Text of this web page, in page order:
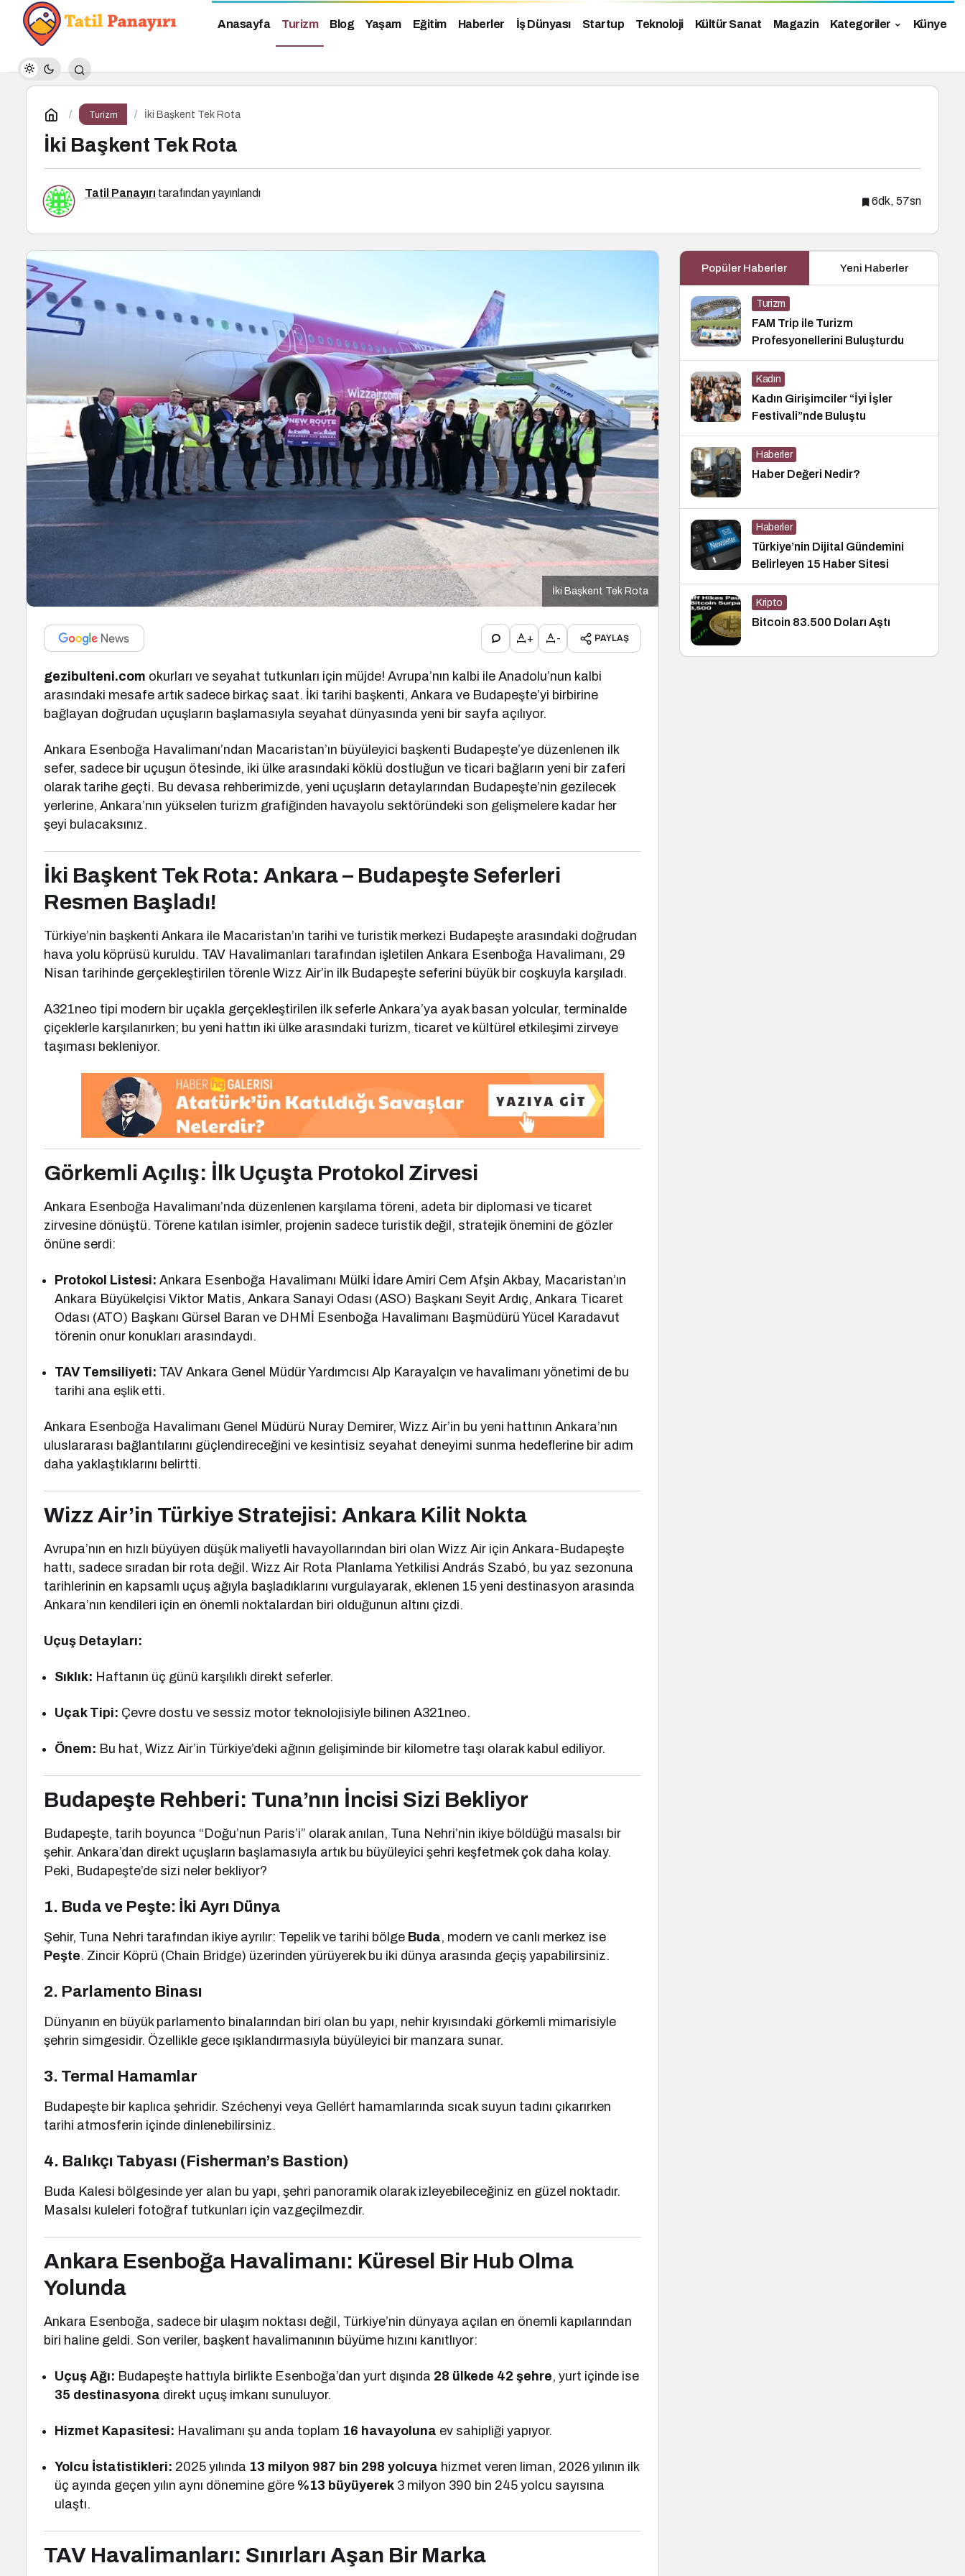
Anasayfa Turizm Blog Yaşam Eğitim Haberler İş Dünyası Startup Teknoloji Kültür Sanat Magazin Kategoriler Künye
Turizm İki Başkent Tek Rota
İki Başkent Tek Rota
Tatil Panayırı tarafından yayınlandı
6dk, 57sn
İki Başkent Tek Rota
+ - PAYLAŞ
gezibulteni.com okurları ve seyahat tutkunları için müjde! Avrupa’nın kalbi ile Anadolu’nun kalbi
arasındaki mesafe artık sadece birkaç saat. İki tarihi başkenti, Ankara ve Budapeşte’yi birbirine
bağlayan doğrudan uçuşların başlamasıyla seyahat dünyasında yeni bir sayfa açılıyor.
Ankara Esenboğa Havalimanı’ndan Macaristan’ın büyüleyici başkenti Budapeşte’ye düzenlenen ilk
sefer, sadece bir uçuşun ötesinde, iki ülke arasındaki köklü dostluğun ve ticari bağların yeni bir zaferi
olarak tarihe geçti. Bu devasa rehberimizde, yeni uçuşların detaylarından Budapeşte’nin gezilecek
yerlerine, Ankara’nın yükselen turizm grafiğinden havayolu sektöründeki son gelişmelere kadar her
şeyi bulacaksınız.
İki Başkent Tek Rota: Ankara – Budapeşte Seferleri
Resmen Başladı!
Türkiye’nin başkenti Ankara ile Macaristan’ın tarihi ve turistik merkezi Budapeşte arasındaki doğrudan
hava yolu köprüsü kuruldu. TAV Havalimanları tarafından işletilen Ankara Esenboğa Havalimanı, 29
Nisan tarihinde gerçekleştirilen törenle Wizz Air’in ilk Budapeşte seferini büyük bir coşkuyla karşıladı.
A321neo tipi modern bir uçakla gerçekleştirilen ilk seferle Ankara’ya ayak basan yolcular, terminalde
çiçeklerle karşılanırken; bu yeni hattın iki ülke arasındaki turizm, ticaret ve kültürel etkileşimi zirveye
taşıması bekleniyor.
Görkemli Açılış: İlk Uçuşta Protokol Zirvesi
Ankara Esenboğa Havalimanı’nda düzenlenen karşılama töreni, adeta bir diplomasi ve ticaret
zirvesine dönüştü. Törene katılan isimler, projenin sadece turistik değil, stratejik önemini de gözler
önüne serdi:
Protokol Listesi: Ankara Esenboğa Havalimanı Mülki İdare Amiri Cem Afşin Akbay, Macaristan’ın
Ankara Büyükelçisi Viktor Matis, Ankara Sanayi Odası (ASO) Başkanı Seyit Ardıç, Ankara Ticaret
Odası (ATO) Başkanı Gürsel Baran ve DHMİ Esenboğa Havalimanı Başmüdürü Yücel Karadavut
törenin onur konukları arasındaydı.
TAV Temsiliyeti: TAV Ankara Genel Müdür Yardımcısı Alp Karayalçın ve havalimanı yönetimi de bu
tarihi ana eşlik etti.
Ankara Esenboğa Havalimanı Genel Müdürü Nuray Demirer, Wizz Air’in bu yeni hattının Ankara’nın
uluslararası bağlantılarını güçlendireceğini ve kesintisiz seyahat deneyimi sunma hedeflerine bir adım
daha yaklaştıklarını belirtti.
Wizz Air’in Türkiye Stratejisi: Ankara Kilit Nokta
Avrupa’nın en hızlı büyüyen düşük maliyetli havayollarından biri olan Wizz Air için Ankara-Budapeşte
hattı, sadece sıradan bir rota değil. Wizz Air Rota Planlama Yetkilisi András Szabó, bu yaz sezonuna
tarihlerinin en kapsamlı uçuş ağıyla başladıklarını vurgulayarak, eklenen 15 yeni destinasyon arasında
Ankara’nın kendileri için en önemli noktalardan biri olduğunun altını çizdi.
Uçuş Detayları:
Sıklık: Haftanın üç günü karşılıklı direkt seferler.
Uçak Tipi: Çevre dostu ve sessiz motor teknolojisiyle bilinen A321neo.
Önem: Bu hat, Wizz Air’in Türkiye’deki ağının gelişiminde bir kilometre taşı olarak kabul ediliyor.
Budapeşte Rehberi: Tuna’nın İncisi Sizi Bekliyor
Budapeşte, tarih boyunca “Doğu’nun Paris’i” olarak anılan, Tuna Nehri’nin ikiye böldüğü masalsı bir
şehir. Ankara’dan direkt uçuşların başlamasıyla artık bu büyüleyici şehri keşfetmek çok daha kolay.
Peki, Budapeşte’de sizi neler bekliyor?
1. Buda ve Peşte: İki Ayrı Dünya
Şehir, Tuna Nehri tarafından ikiye ayrılır: Tepelik ve tarihi bölge Buda, modern ve canlı merkez ise
Peşte. Zincir Köprü (Chain Bridge) üzerinden yürüyerek bu iki dünya arasında geçiş yapabilirsiniz.
2. Parlamento Binası
Dünyanın en büyük parlamento binalarından biri olan bu yapı, nehir kıyısındaki görkemli mimarisiyle
şehrin simgesidir. Özellikle gece ışıklandırmasıyla büyüleyici bir manzara sunar.
3. Termal Hamamlar
Budapeşte bir kaplıca şehridir. Széchenyi veya Gellért hamamlarında sıcak suyun tadını çıkarırken
tarihi atmosferin içinde dinlenebilirsiniz.
4. Balıkçı Tabyası (Fisherman’s Bastion)
Buda Kalesi bölgesinde yer alan bu yapı, şehri panoramik olarak izleyebileceğiniz en güzel noktadır.
Masalsı kuleleri fotoğraf tutkunları için vazgeçilmezdir.
Ankara Esenboğa Havalimanı: Küresel Bir Hub Olma
Yolunda
Ankara Esenboğa, sadece bir ulaşım noktası değil, Türkiye’nin dünyaya açılan en önemli kapılarından
biri haline geldi. Son veriler, başkent havalimanının büyüme hızını kanıtlıyor:
Uçuş Ağı: Budapeşte hattıyla birlikte Esenboğa’dan yurt dışında 28 ülkede 42 şehre, yurt içinde ise
35 destinasyona direkt uçuş imkanı sunuluyor.
Hizmet Kapasitesi: Havalimanı şu anda toplam 16 havayoluna ev sahipliği yapıyor.
Yolcu İstatistikleri: 2025 yılında 13 milyon 987 bin 298 yolcuya hizmet veren liman, 2026 yılının ilk
üç ayında geçen yılın aynı dönemine göre %13 büyüyerek 3 milyon 390 bin 245 yolcu sayısına
ulaştı.
TAV Havalimanları: Sınırları Aşan Bir Marka
Popüler Haberler Yeni Haberler
Turizm
FAM Trip ile Turizm
Profesyonellerini Buluşturdu
Kadın
Kadın Girişimciler “İyi İşler
Festivali”nde Buluştu
Haberler
Haber Değeri Nedir?
Haberler
Türkiye’nin Dijital Gündemini
Belirleyen 15 Haber Sitesi
Kripto
Bitcoin 83.500 Doları Aştı